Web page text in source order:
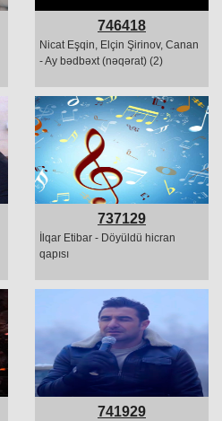
746418
Nicat Eşqin, Elçin Şirinov, Canan
- Ay bədbəxt (nəqərat) (2)
737129
İlqar Etibar - Döyüldü hicran
qapısı
741929